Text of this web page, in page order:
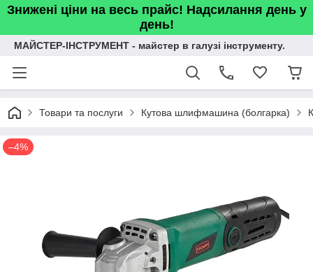
Знижені ціни на весь прайс! Надсилання день у
день!
МАЙСТЕР-ІНСТРУМЕНТ - майстер в галузі інструменту.
Товари та послуги Кутова шлифмашина (болгарка)
–4%